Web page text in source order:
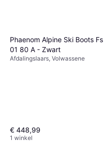
Phaenom Alpine Ski Boots Fs
01 80 A - Zwart
Afdalingslaars, Volwassene
€ 448,99
1 winkel